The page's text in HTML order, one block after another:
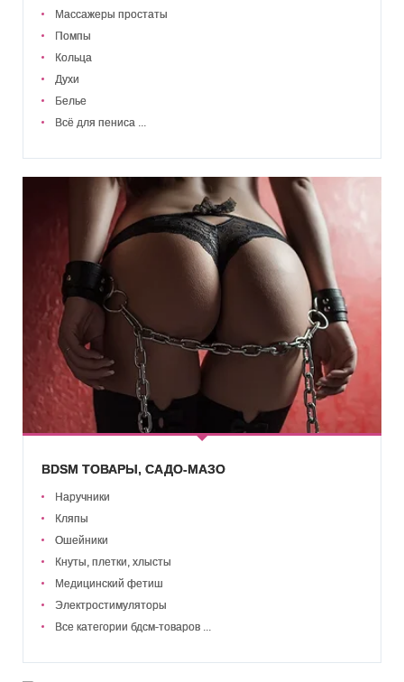
Массажеры простаты
Помпы
Кольца
Духи
Белье
Всё для пениса ...
BDSM ТОВАРЫ, САДО-МАЗО
Наручники
Кляпы
Ошейники
Кнуты, плетки, хлысты
Медицинский фетиш
Электростимуляторы
Все категории бдсм-товаров ...